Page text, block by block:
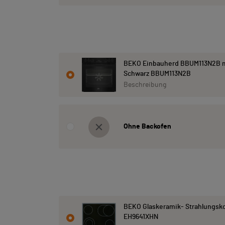
BEKO Einbauherd
Schwarz BBUM113N2B
Beschreibung
Ohne Backofen
BEKO Glaskeramik-
EH9641XHN